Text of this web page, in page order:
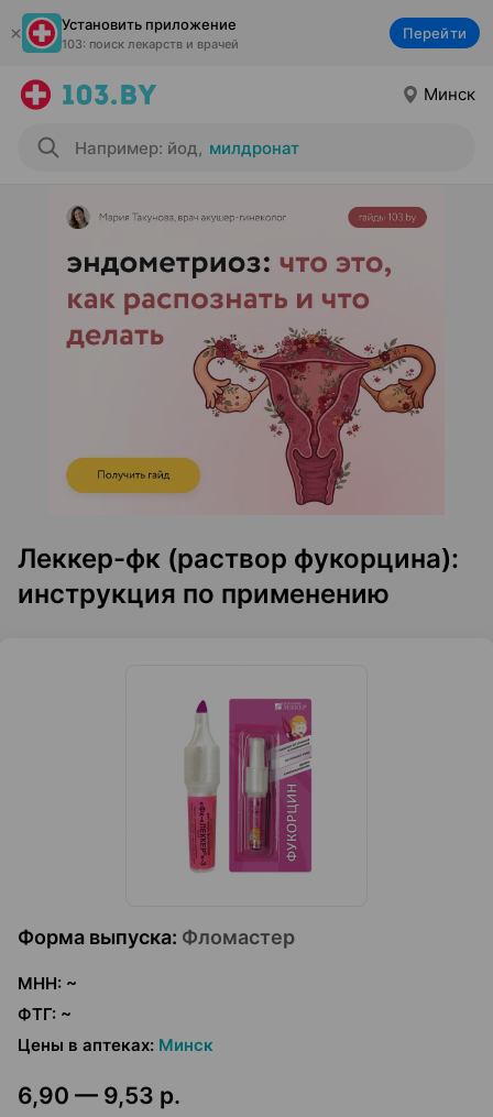
Установить приложение
103: поиск лекарств и врачей
Перейти
Минск
Например: йод, милдронат
Леккер-фк (раствор фукорцина):
инструкция по применению
Форма выпуска: Фломастер
МНН: ~
ФТГ: ~
Цены в аптеках: Минск
6,90 — 9,53 р.